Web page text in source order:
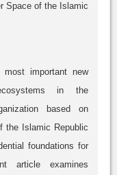
Space of the Islamic
important new
in the
based on
the Islamic Republic
foundations for
article examines